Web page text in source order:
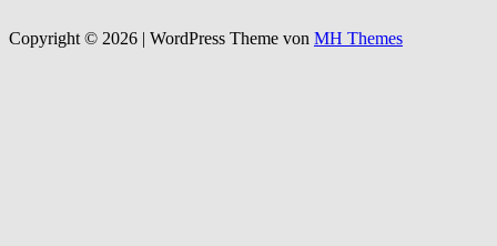
Copyright © 2026 | WordPress Theme von MH Themes